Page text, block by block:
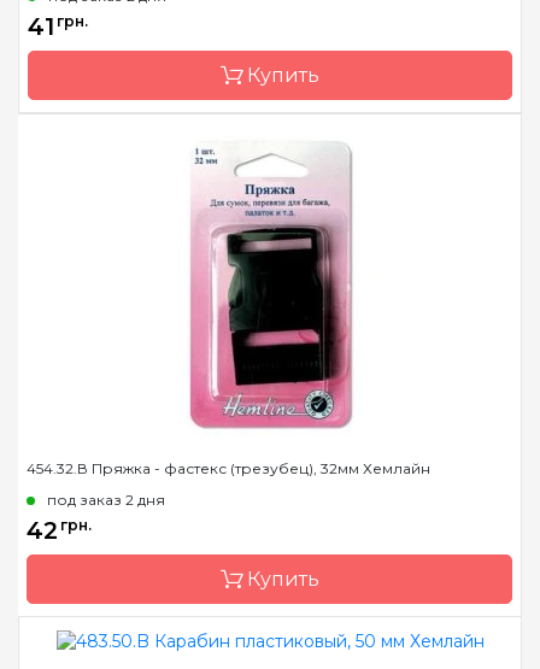
41 грн.
Купить
Страна-производитель
454.32.В Пряжка - фастекс (трезубец), 32мм Хемлайн
под заказ 2 дня
42 грн.
Купить